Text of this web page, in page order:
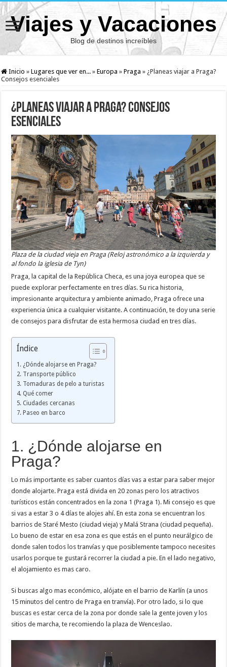
Viajes y Vacaciones
Blog de destinos increíbles
Inicio » Lugares que ver en... » Europa » Praga » ¿Planeas viajar a Praga?
Consejos esenciales
¿Planeas viajar a Praga? Consejos
esenciales
Plaza de la ciudad vieja en Praga (Reloj astronómico a la izquierda y
al fondo la iglesia de Tyn)
Praga, la capital de la República Checa, es una joya europea que se
puede explorar perfectamente en tres días. Su rica historia,
impresionante arquitectura y ambiente animado, Praga ofrece una
experiencia única a cualquier visitante. A continuación, te doy una serie
de consejos para disfrutar de esta hermosa ciudad en tres días.
Índice
1. ¿Dónde alojarse en Praga?
2. Transporte público
3. Tomaduras de pelo a turistas
4. Qué comer
5. Ciudades cercanas
7. Paseo en barco
1. ¿Dónde alojarse en
Praga?
Lo más importante es saber cuantos días vas a estar para saber mejor
donde alojarte. Praga está divida en 20 zonas pero los atractivos
turísticos están concentrados en la zona 1 (Praga 1). Mi consejo es que
si vas a estar 3 o 4 días te alojes ahí. En esta zona se encuentran los
barrios de Staré Mesto (ciudad vieja) y Malá Strana (ciudad pequeña).
Lo bueno de estar en esa zona es que estás en el punto neurálgico de
donde salen todos los tranvías y que posiblemente tampoco necesites
usarlos porque te gustará recorrer la ciudad a pie. En el lado negativo,
el alojamiento es mas caro.
Si buscas algo mas económico, alójate en el barrio de Karlín (a unos
15 minutos del centro de Praga en tranvía). Por otro lado, si lo que
buscas es estar cerca de la zona por donde sale la gente joven y los
sitios de marcha, te recomiendo la plaza de Wenceslao.